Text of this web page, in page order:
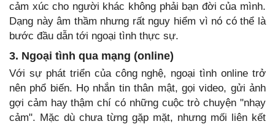
cảm xúc cho người khác không phải bạn đời của mình.
Dạng này âm thầm nhưng rất nguy hiểm vì nó có thể là
bước đầu dẫn tới ngoại tình thực sự.
3. Ngoại tình qua mạng (online)
Với sự phát triển của công nghệ, ngoại tình online trở
nên phổ biến. Họ nhắn tin thân mật, gọi video, gửi ảnh
gợi cảm hay thậm chí có những cuộc trò chuyện "nhạy
cảm". Mặc dù chưa từng gặp mặt, nhưng mối liên kết